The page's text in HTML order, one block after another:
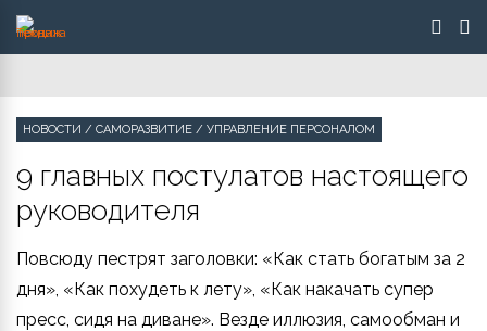
НОВОСТИ / САМОРАЗВИТИЕ / УПРАВЛЕНИЕ ПЕРСОНАЛОМ
9 главных постулатов настоящего
руководителя
Повсюду пестрят заголовки: «Как стать богатым за 2
дня», «Как похудеть к лету», «Как накачать супер
пресс, сидя на диване». Везде иллюзия, самообман и